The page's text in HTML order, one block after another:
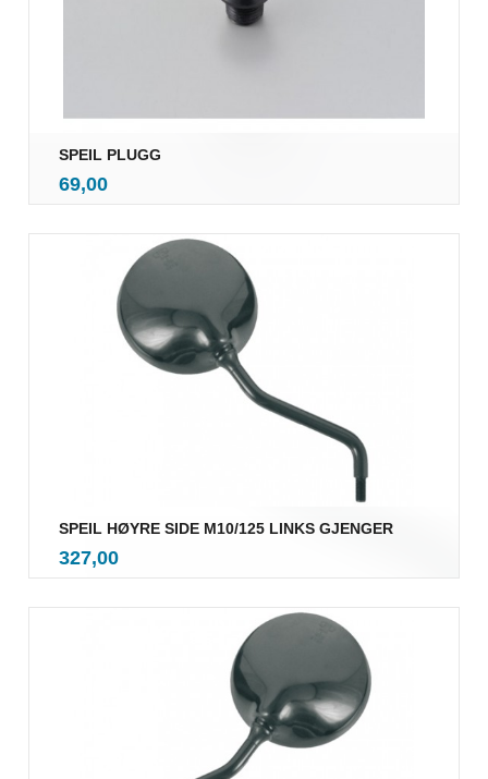
SPEIL PLUGG
Pris
69,00mva.
SPEIL HØYRE SIDE M10/125 LINKS GJENGER
Pris
327,00mva.